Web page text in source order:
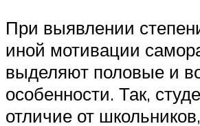
При выявлении
иной мотивации
выделяют половые и
особенности. Так,
отличие от